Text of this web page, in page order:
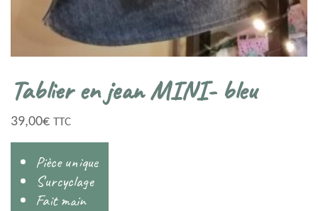
Tablier en jean MINI- bleu
39,00€ TTC
Pièce unique
Surcyclage
Fait main